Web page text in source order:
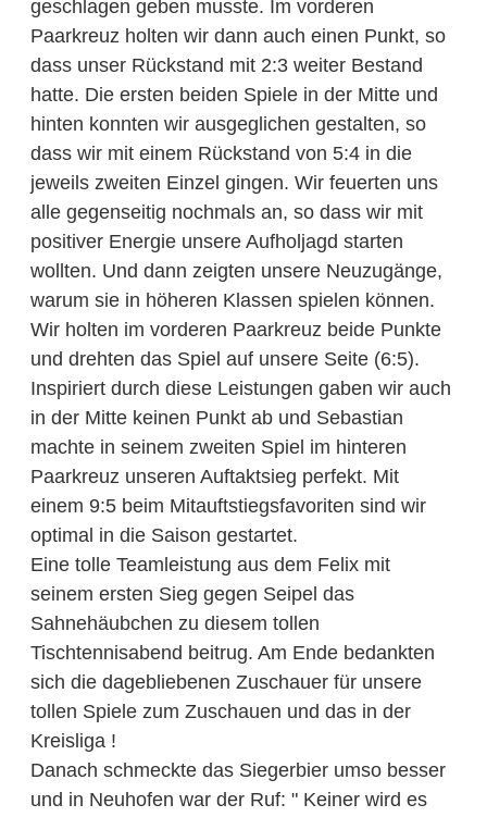
geschlagen geben musste. Im vorderen
Paarkreuz holten wir dann auch einen Punkt, so
dass unser Rückstand mit 2:3 weiter Bestand
hatte. Die ersten beiden Spiele in der Mitte und
hinten konnten wir ausgeglichen gestalten, so
dass wir mit einem Rückstand von 5:4 in die
jeweils zweiten Einzel gingen. Wir feuerten uns
alle gegenseitig nochmals an, so dass wir mit
positiver Energie unsere Aufholjagd starten
wollten. Und dann zeigten unsere Neuzugänge,
warum sie in höheren Klassen spielen können.
Wir holten im vorderen Paarkreuz beide Punkte
und drehten das Spiel auf unsere Seite (6:5).
Inspiriert durch diese Leistungen gaben wir auch
in der Mitte keinen Punkt ab und Sebastian
machte in seinem zweiten Spiel im hinteren
Paarkreuz unseren Auftaktsieg perfekt. Mit
einem 9:5 beim Mitauftstiegsfavoriten sind wir
optimal in die Saison gestartet.
Eine tolle Teamleistung aus dem Felix mit
seinem ersten Sieg gegen Seipel das
Sahnehäubchen zu diesem tollen
Tischtennisabend beitrug. Am Ende bedankten
sich die dagebliebenen Zuschauer für unsere
tollen Spiele zum Zuschauen und das in der
Kreisliga !
Danach schmeckte das Siegerbier umso besser
und in Neuhofen war der Ruf: " Keiner wird es